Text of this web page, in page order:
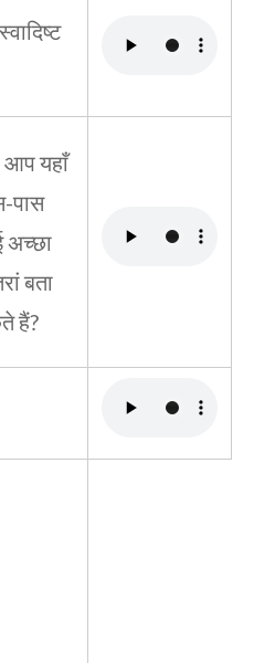
आप यहाँ
पास
अच्छा
बता
हैं?